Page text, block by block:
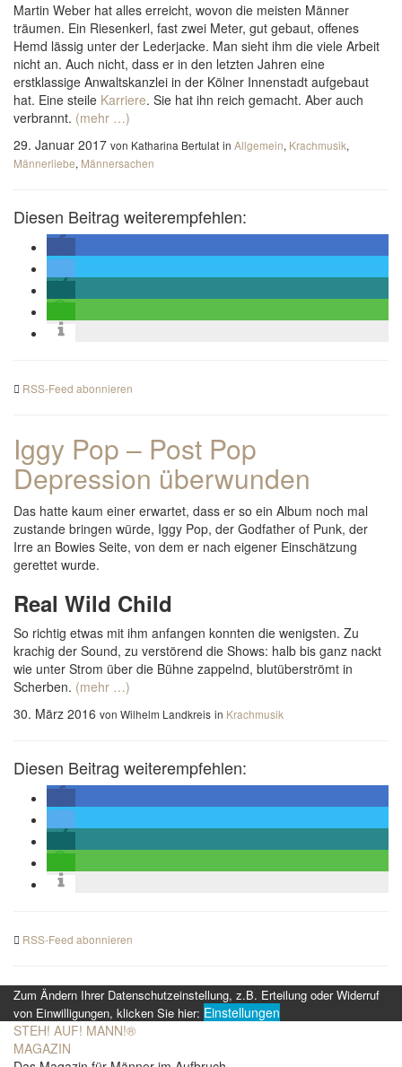
Martin Weber hat alles erreicht, wovon die meisten Männer
träumen. Ein Riesenkerl, fast zwei Meter, gut gebaut, offenes
Hemd lässig unter der Lederjacke. Man sieht ihm die viele Arbeit
nicht an. Auch nicht, dass er in den letzten Jahren eine
erstklassige Anwaltskanzlei in der Kölner Innenstadt aufgebaut
hat. Eine steile Karriere. Sie hat ihn reich gemacht. Aber auch
verbrannt. (mehr …)
29. Januar 2017 von Katharina Bertulat in Allgemein, Krachmusik,
Männerliebe, Männersachen
Diesen Beitrag weiterempfehlen:
RSS-Feed abonnieren
Iggy Pop – Post Pop
Depression überwunden
Das hatte kaum einer erwartet, dass er so ein Album noch mal
zustande bringen würde, Iggy Pop, der Godfather of Punk, der
Irre an Bowies Seite, von dem er nach eigener Einschätzung
gerettet wurde.
Real Wild Child
So richtig etwas mit ihm anfangen konnten die wenigsten. Zu
krachig der Sound, zu verstörend die Shows: halb bis ganz nackt
wie unter Strom über die Bühne zappelnd, blutüberströmt in
Scherben. (mehr …)
30. März 2016 von Wilhelm Landkreis in Krachmusik
Diesen Beitrag weiterempfehlen:
RSS-Feed abonnieren
Zum Ändern Ihrer Datenschutzeinstellung, z.B. Erteilung oder Widerruf
von Einwilligungen, klicken Sie hier: Einstellungen
STEH! AUF! MANN!®
MAGAZIN